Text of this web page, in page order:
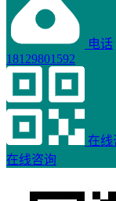
电话
18129801592
在线
在线咨询